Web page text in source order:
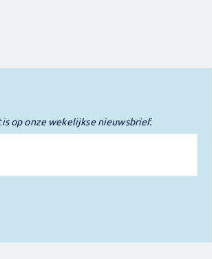
op onze wekelijkse nieuwsbrief.